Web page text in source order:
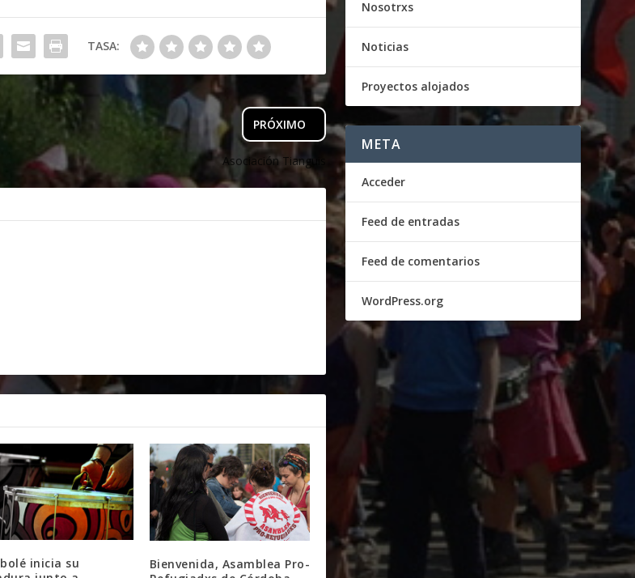
TASA:
PRÓXIMO
Asociación Tianguis
inicia su
Bienvenida, Asamblea Pro-
Nosotrxs
Noticias
Proyectos alojados
META
Acceder
Feed de entradas
Feed de comentarios
WordPress.org